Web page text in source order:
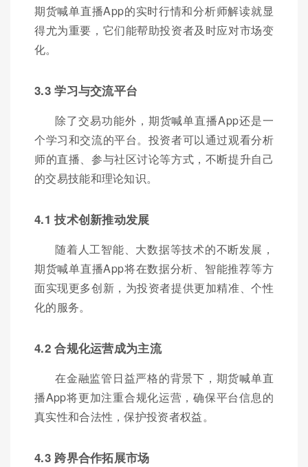
期货喊单直播App的实时行情和分析师解读就显
得尤为重要，它们能帮助投资者及时应对市场变
化。
3.3 学习与交流平台
除了交易功能外，期货喊单直播App还是一
个学习和交流的平台。投资者可以通过观看分析
师的直播、参与社区讨论等方式，不断提升自己
的交易技能和理论知识。
4.1 技术创新推动发展
随着人工智能、大数据等技术的不断发展，
期货喊单直播App将在数据分析、智能推荐等方
面实现更多创新，为投资者提供更加精准、个性
化的服务。
4.2 合规化运营成为主流
在金融监管日益严格的背景下，期货喊单直
播App将更加注重合规化运营，确保平台信息的
真实性和合法性，保护投资者权益。
4.3 跨界合作拓展市场